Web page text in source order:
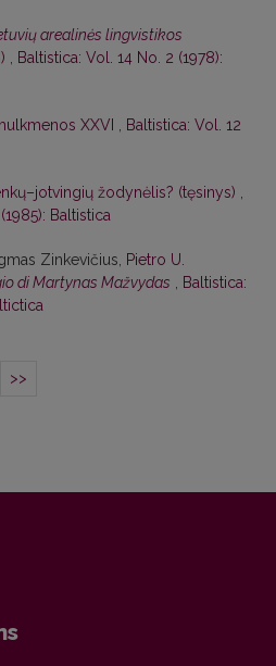
arealinės lingvistikos
Baltistica: Vol. 14 No. 2 (1978):
XXVI
Baltistica: Vol. 12
žodynėlis? (tęsinys)
Baltistica
Zinkevičius,
Pietro U.
di Martynas Mažvydas
Baltistica:
>>